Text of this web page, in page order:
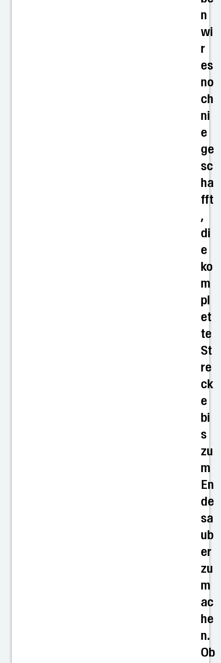
n
wi
r
es
no
ch
ni
e
ge
sc
ha
fft
,
di
e
ko
m
pl
et
te
St
re
ck
e
bi
s
zu
m
En
de
sa
ub
er
zu
m
ac
he
n.
Ob